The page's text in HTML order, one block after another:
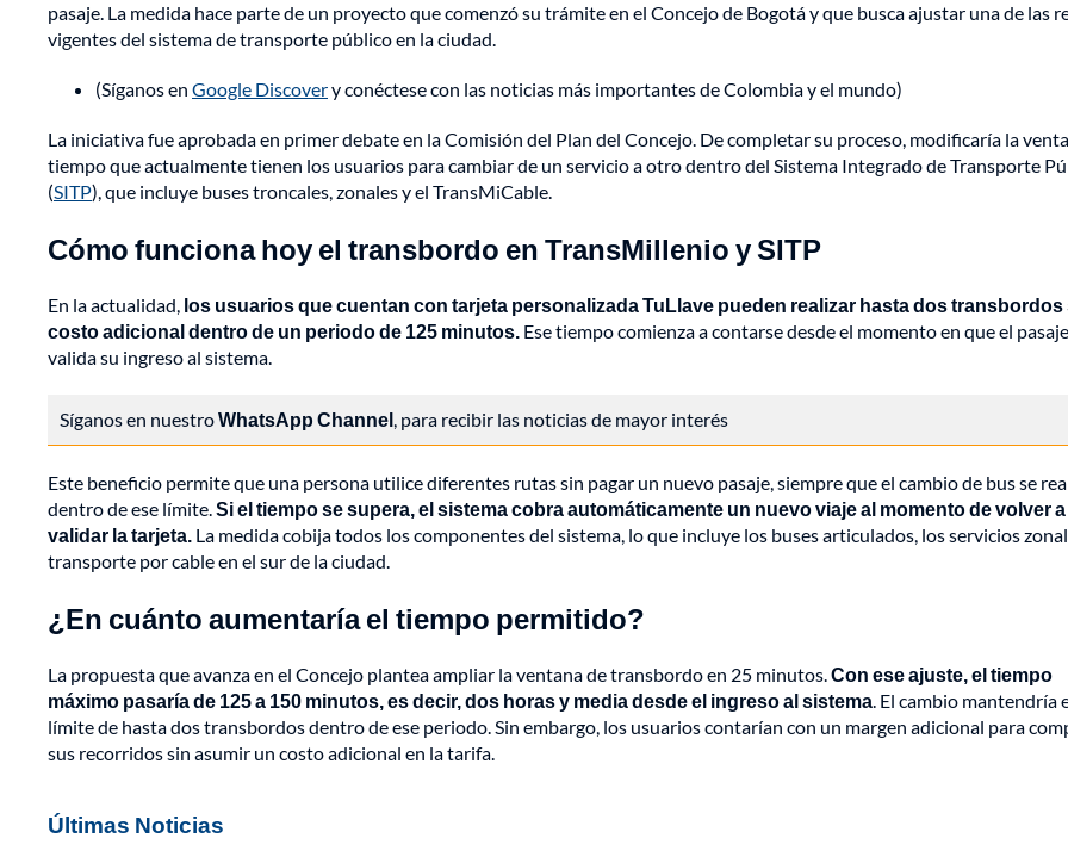
pasaje. La medida hace parte de un proyecto que comenzó su trámite en el Concejo de Bogotá y que busca ajustar una de las
vigentes del sistema de transporte público en la ciudad.
(Síganos en Google Discovery conéctese con las noticias más importantes de Colombia y el mundo)
La iniciativa fue aprobada en primer debate en la Comisión del Plan del Concejo. De completar su proceso, modificaría la
tiempo que actualmente tienen los usuarios para cambiar de un servicio a otro dentro del Sistema Integrado de Transporte
(SITP), que incluye buses troncales, zonales y el TransMiCable.
Cómo funciona hoy el transbordo en TransMillenio y SITP
En la actualidad, los usuarios que cuentan con tarjeta personalizada TuLlave pueden realizar hasta dos transbordos
costo adicional dentro de un periodo de 125 minutos. Ese tiempo comienza a contarse desde el momento en que el
valida su ingreso al sistema.
Síganos en nuestroWhatsApp Channel, para recibir las noticias de mayor interés
Este beneficio permite que una persona utilice diferentes rutas sin pagar un nuevo pasaje, siempre que el cambio de bus se
dentro de ese límite.Si el tiempo se supera, el sistema cobra automáticamente un nuevo viaje al momento de volver a
validar la tarjeta. La medida cobija todos los componentes del sistema, lo que incluye los buses articulados, los servicios
transporte por cable en el sur de la ciudad.
¿En cuánto aumentaría el tiempo permitido?
La propuesta que avanza en el Concejo plantea ampliar la ventana de transbordo en 25 minutos.Con ese ajuste, el tiempo
máximo pasaría de 125 a 150 minutos, es decir, dos horas y media desde el ingreso al sistema. El cambio mantendría
límite de hasta dos transbordos dentro de ese periodo. Sin embargo, los usuarios contarían con un margen adicional para
sus recorridos sin asumir un costo adicional en la tarifa.
Últimas Noticias